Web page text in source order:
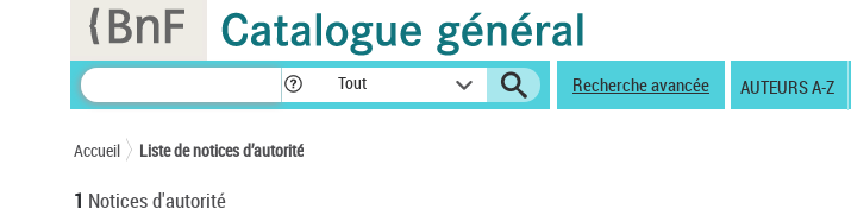
Tout Recherche avancée AUTEURS A-Z
Accueil Liste de notices d’autorité
1 Notices d'autorité
Panneau de gestion des cookies